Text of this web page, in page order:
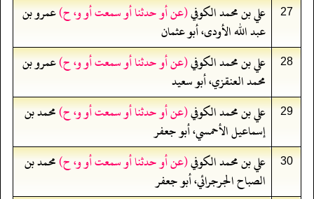
27 علي بن محمد الكوفي(عن أو حدثنا أو سمعت أو و، ح)عمرو بن
عبد الله الأودى، أبو عثمان
28 علي بن محمد الكوفي(عن أو حدثنا أو سمعت أو و، ح)عمرو بن
محمد العنقزي، أبو سعيد
29 علي بن محمد الكوفي(عن أو حدثنا أو سمعت أو و، ح)محمد بن
إسماعيل الأحمسي، أبو جعفر
30 علي بن محمد الكوفي(عن أو حدثنا أو سمعت أو و، ح)محمد بن
الصباح الجرجرائي، أبو جعفر